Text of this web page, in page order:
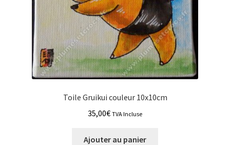
Toile Gruikui couleur 10x10cm
35,00€ TVA Incluse
Ajouter au panier